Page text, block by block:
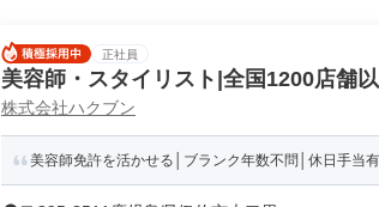
正社員
美容師・スタイリスト|全国1200店舗
株式会社ハクブン
美容師免許を活かせる│ブランク年数不問│休日手当有